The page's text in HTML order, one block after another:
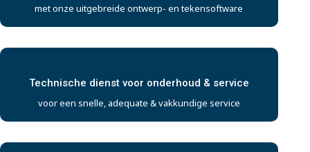
met onze uitgebreide ontwerp- en tekensoftware
Technische dienst voor onderhoud & service
voor een snelle, adequate & vakkundige service